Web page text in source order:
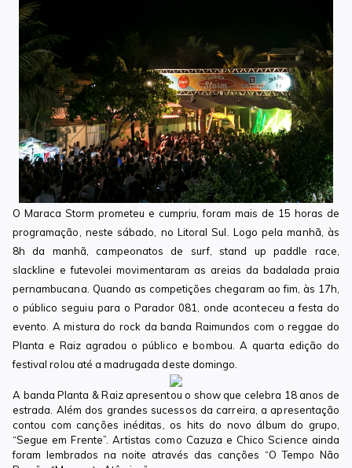
O Maraca Storm prometeu e cumpriu, foram mais de 15 horas de
programação, neste sábado, no Litoral Sul. Logo pela manhã, às
8h da manhã, campeonatos de surf, stand up paddle race,
slackline e futevolei movimentaram as areias da badalada praia
pernambucana. Quando as competições chegaram ao fim, às 17h,
o público seguiu para o Parador 081, onde aconteceu a festa do
evento. A mistura do rock da banda Raimundos com o reggae do
Planta e Raiz agradou o público e bombou. A quarta edição do
festival rolou até a madrugada deste domingo.
A banda Planta & Raiz apresentou o show que celebra 18 anos de
estrada. Além dos grandes sucessos da carreira, a apresentação
contou com canções inéditas, os hits do novo álbum do grupo,
“Segue em Frente”. Artistas como Cazuza e Chico Science ainda
foram lembrados na noite através das canções “O Tempo Não